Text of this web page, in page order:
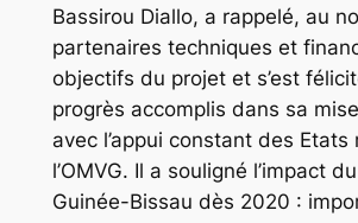
Bassirou Diallo, a rappelé, au
partenaires techniques et
objectifs du projet et s’est
progrès accomplis dans sa
avec l’appui constant des
l’OMVG. Il a souligné l’impact
Guinée-Bissau dès 2020 :